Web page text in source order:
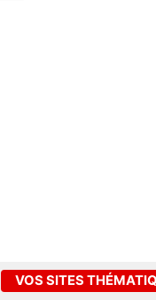
VOS SITES